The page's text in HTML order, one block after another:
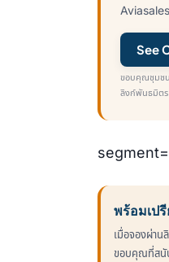
See
ขอบคุณชุมชน
ลิงก์พันธมิตร
พร้อมเป
เมื่อจองผ่าน
ขอบคุณที่สนั